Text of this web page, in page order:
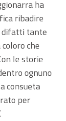
ha
ribadire
difatti tante
che
le storie
ognuno
consueta
per